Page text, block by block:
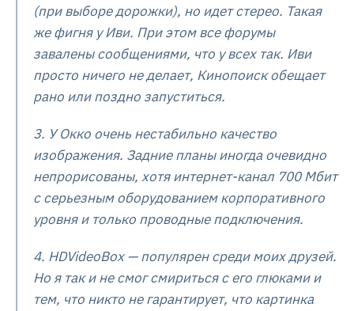
(при выборе дорожки), но идет стерео. Такая
же фигня у Иви. При этом все форумы
завалены сообщениями, что у всех так. Иви
просто ничего не делает, Кинопоиск обещает
рано или поздно запуститься.
3. У Окко очень нестабильно качество
изображения. Задние планы иногда очевидно
непрорисованы, хотя интернет-канал 700 Мбит
с серьезным оборудованием корпоративного
уровня и только проводные подключения.
4. HDVideoBox — популярен среди моих друзей.
Но я так и не смог смириться с его глюками и
тем, что никто не гарантирует, что картинка